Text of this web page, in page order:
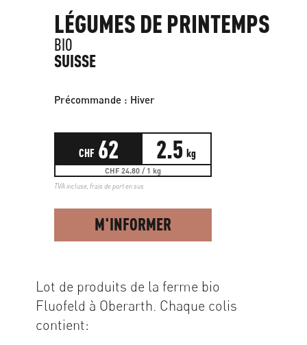
LÉGUMES DE PRINTEMPS
BIO
SUISSE
Précommande : Hiver
CHF 62 2.5 kg
CHF 24.80 / 1 kg
TVA incluse, frais de port en sus
M'INFORMER
Lot de produits de la ferme bio
Fluofeld à Oberarth. Chaque colis
contient: